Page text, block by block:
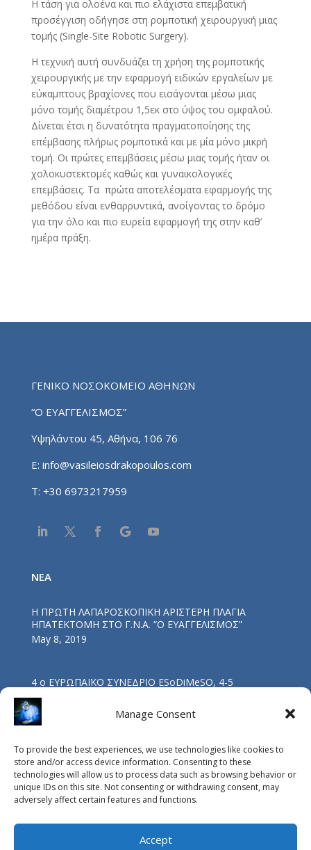
Manage Consent
To provide the best experiences, we use technologies like cookies to
store and/or access device information. Consenting to these
technologies will allow us to process data such as browsing behavior or
unique IDs on this site. Not consenting or withdrawing consent, may
adversely affect certain features and functions.
Accept
Η τάση για ολοένα και πιο ελάχιστα επεμβατική
προσέγγιση οδήγησε στη ρομποτική χειρουργική μιας
τομής (Single-Site Robotic Surgery).
Η τεχνική αυτή συνδυάζει τη χρήση της ρομποτικής
χειρουργικής με την εφαρμογή ειδικών εργαλείων με
εύκαμπτους βραχίονες που εισάγονται μέσω μιας
μόνο τομής διαμέτρου 1,5εκ στο ύψος του ομφαλού.
Δίνεται έτσι η δυνατότητα πραγματοποίησης της
επέμβασης πλήρως ρομποτικά και με μία μόνο μικρή
τομή. Οι πρώτες επεμβάσεις μέσω μιας τομής ήταν οι
χολοκυστεκτομές καθώς και γυναικολογικές
επεμβάσεις. Τα πρώτα αποτελέσματα εφαρμογής της
μεθόδου είναι ενθαρρυντικά, ανοίγοντας το δρόμο
για την όλο και πιο ευρεία εφαρμογή της στην καθ’
ημέρα πράξη.
ΓΕΝΙΚΟ ΝΟΣΟΚΟΜΕΙΟ ΑΘΗΝΩΝ
“Ο ΕΥΑΓΓΕΛΙΣΜΟΣ”
Υψηλάντου 45, Αθήνα, 106 76
E: info@vasileiosdrakopoulos.com
T: +30 6973217959
NEA
Η ΠΡΩΤΗ ΛΑΠΑΡΟΣΚΟΠΙΚΗ ΑΡΙΣΤΕΡΗ ΠΛΑΓΙΑ
ΗΠΑΤΕΚΤΟΜΗ ΣΤΟ Γ.Ν.Α. “Ο ΕΥΑΓΓΕΛΙΣΜΟΣ”
May 8, 2019
4 ο ΕΥΡΩΠΑΪΚΟ ΣΥΝΕΔΡΙΟ ESoDiMeSO, 4-5
ΝΟΕΜΒΡΙΟΥ 2017, ΑΘΗΝΑ
Nov 5, 2017
ΟΜΙΛΙΑ ΔΡΑ Β. ΔΡΑΚΟΠΟΥΛΟΥ: “ΒΑΡΙΑΤΡΙΚΗ
ΧΕΙΡΟΥΡΓΙΚΗ ΚΑΙ ΥΠΝΙΚΗ ΑΠΝΟΙΑ”
Oct 4, 2017